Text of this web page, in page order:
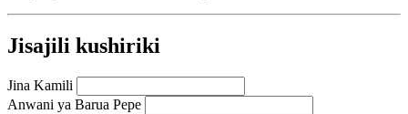
Jisajili kushiriki
Jina Kamili
Anwani ya Barua Pepe